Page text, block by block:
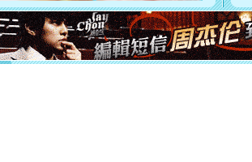
离。水晶
[元旦]当
泣，这痛
卖了。水
[春节]风